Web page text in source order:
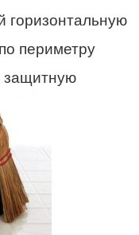
горизонтальную
периметру
защитную